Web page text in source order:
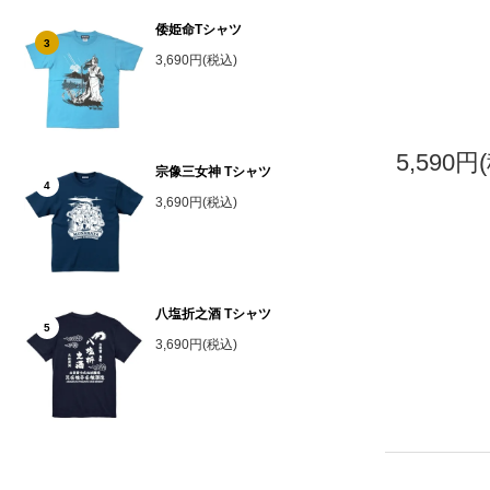
3
倭姫命Tシャツ
3,690円(税込)
4
宗像三女神 Tシャツ
3,690円(税込)
5
八塩折之酒 Tシャツ
3,690円(税込)
5,590円